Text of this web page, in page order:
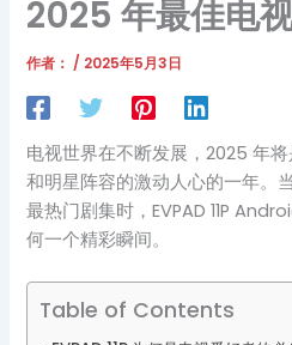
2025 年最佳电
作者： / 2025年5月3日
电视世界在不断发展，2025 年
和明星阵容的激动人心的一年。
最热门剧集时，EVPAD 11P
何一个精彩瞬间。
Table of Contents